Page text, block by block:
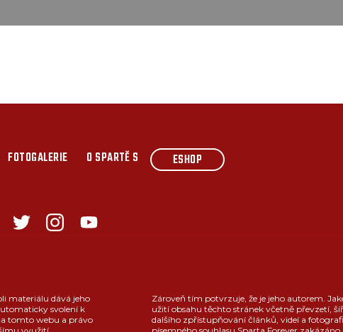
FOTOGALERIE O SPARTĚ S ESHOP
materiálu dává jeho
svolení k
tomto webu a právo
Zároveň tím potvrzuje, že je jeho autorem.
užití obsahu těchto stránek včetně převzetí,
dalšího zpřístupňování článků, videí a